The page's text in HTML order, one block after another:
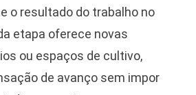
o resultado do trabalho no
etapa oferece novas
ou espaços de cultivo,
de avanço sem impor